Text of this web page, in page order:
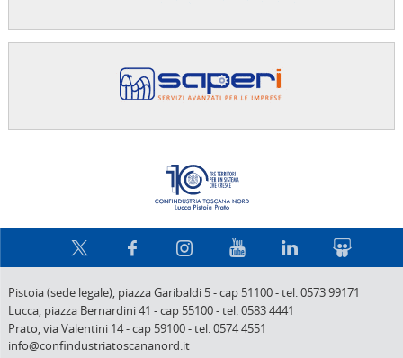
Pistoia (sede legale), piazza Garibaldi 5-cap 51100-tel. 0573 99171
Lucca, piazza Bernardini 41 -cap 55100-tel. 0583 4441
Prato,via Valentini 14-cap 59100-tel. 0574 4551
info@confindustriatoscananord.it